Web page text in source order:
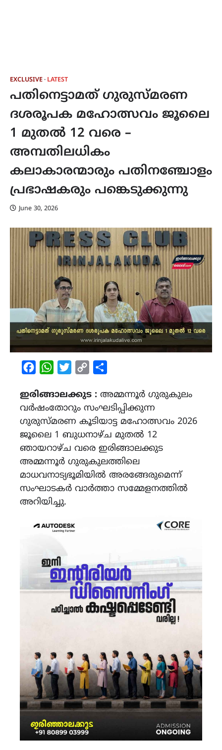
EXCLUSIVE LATEST
പതിനെട്ടാമത് ഗുരുസ്മ‌രണ
ദശരൂപക മഹോത്സവം ജൂലൈ
1 മുതൽ 12 വരെ –
അമ്പതിലധികം
കലാകാരന്മാരും പതിനഞ്ചോളം
പ്രഭാഷകരും പങ്കെടുക്കുന്നു
June 30, 2026
FacebookWhatsAppTwitterCopy
ഇരിങ്ങാലക്കുട : അമ്മന്നൂർ ഗുരുകുലം
വർഷംതോറും സംഘടിപ്പിക്കുന്ന
ഗുരുസ്‌മരണ കൂടിയാട്ട മഹോത്സവം 2026
ജൂലൈ 1 ബുധനാഴ്‌ച മുതൽ 12
ഞായറാഴ്ച‌ വരെ ഇരിങ്ങാലക്കുട
അമ്മന്നൂർ ഗുരുകുലത്തിലെ
മാധവനാട്യഭൂമിയിൽ അരങ്ങേരുമെന്ന്
സംഘാടകർ വാർത്താ സമ്മേളനത്തിൽ
അറിയിച്ചു.